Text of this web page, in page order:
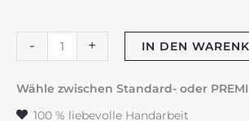
-
Babyschild
"Bär"
Blütentraum
+ IN DEN
Wähle zwischen Standard- oder
100 % liebevolle Handarbeit